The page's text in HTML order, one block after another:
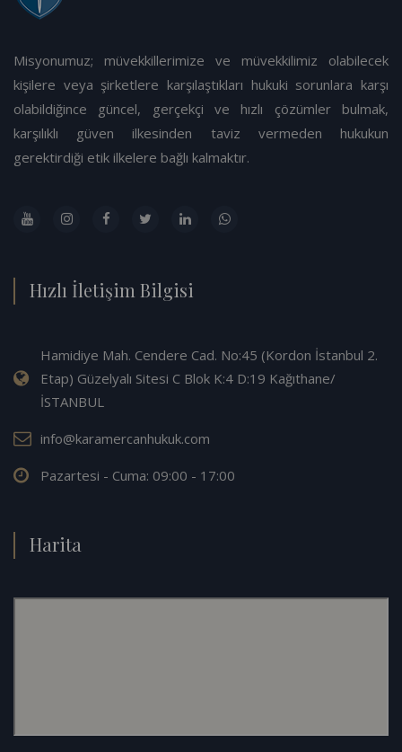
Misyonumuz; müvekkillerimize ve müvekkilimiz olabilecek
kişilere veya şirketlere karşılaştıkları hukuki sorunlara karşı
olabildiğince güncel, gerçekçi ve hızlı çözümler bulmak,
karşılıklı güven ilkesinden taviz vermeden hukukun
gerektirdiği etik ilkelere bağlı kalmaktır.
Hızlı İletişim Bilgisi
Hamidiye Mah. Cendere Cad. No:45 (Kordon İstanbul 2.
Etap) Güzelyalı Sitesi C Blok K:4 D:19 Kağıthane/
İSTANBUL
info@karamercanhukuk.com
Pazartesi - Cuma: 09:00 - 17:00
Harita